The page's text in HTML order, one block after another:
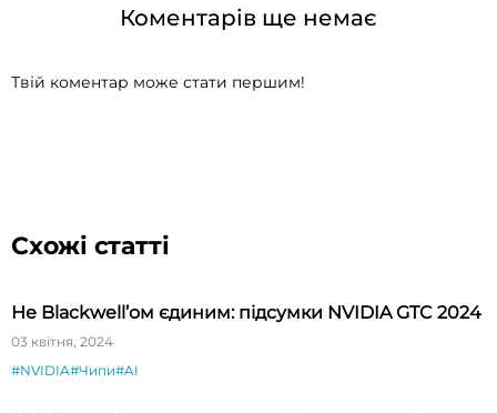
Коментарів ще немає
Твій коментар може стати першим!
Схожі статті
Не Blackwell’ом єдиним: підсумки NVIDIA GTC 2024
03 квітня, 2024
#NVIDIA#Чипи#AI